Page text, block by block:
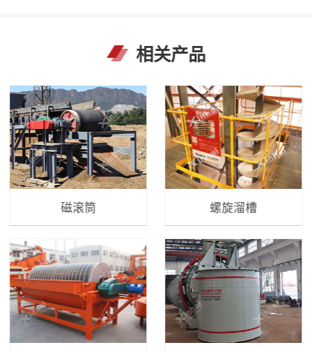
相关产品
磁滚筒 螺旋溜槽